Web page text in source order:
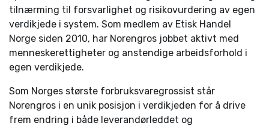
tilnærming til forsvarlighet og risikovurdering av egen
verdikjede i system. Som medlem av Etisk Handel
Norge siden 2010, har Norengros jobbet aktivt med
menneskerettigheter og anstendige arbeidsforhold i
egen verdikjede.
Som Norges største forbruksvare­grossist står
Norengros i en unik posisjon i verdikjeden for å drive
frem endring i både leverandørleddet og